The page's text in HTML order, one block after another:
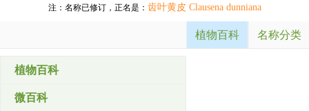
注：名称已修订，正名是： 齿叶黄皮 Clausena dunniana
植物百科 名称分类
植物百科
微百科